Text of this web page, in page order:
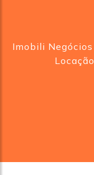
Imobili
Locação